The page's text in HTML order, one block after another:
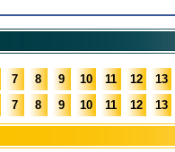
7 8 9 10 11 12 13
7 8 9 10 11 12 13